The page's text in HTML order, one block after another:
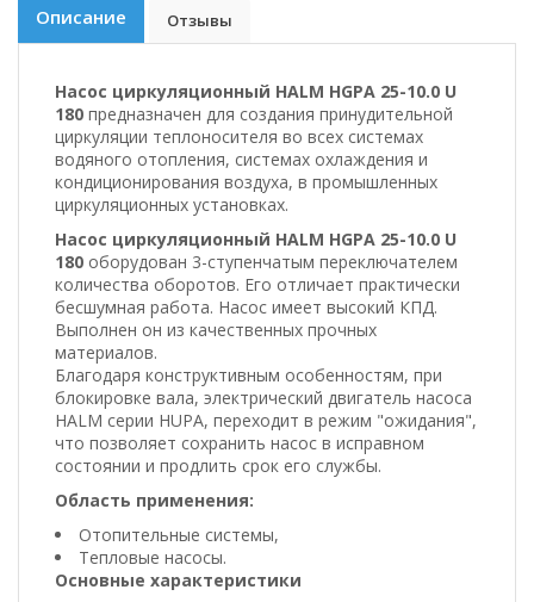
Описание Отзывы
Насос циркуляционный HALM HGPA 25-10.0 U
180 предназначен для создания принудительной
циркуляции теплоносителя во всех системах
водяного отопления, сиcтемах охлаждения и
кондиционирования воздуха, в промышленных
циркуляционных установках.
Насос циркуляционный HALM HGPA 25-10.0 U
180 оборудован 3-ступенчатым переключателем
количества оборотов. Его отличает практически
бесшумная работа. Насос имеет высокий КПД.
Выполнен он из качественных прочных
материалов.
Благодаря конструктивным особенностям, при
блокировке вала, электрический двигатель насоса
HALM серии HUPA, переходит в режим "ожидания",
что позволяет сохранить насос в исправном
состоянии и продлить срок его службы.
Область применения:
Отопительные системы,
Тепловые насосы.
Основные характеристики